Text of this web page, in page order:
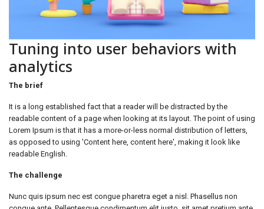
Tuning into user behaviors with
analytics
The brief
It is a long established fact that a reader will be distracted by the
readable content of a page when looking at its layout. The point of using
Lorem Ipsum is that it has a more-or-less normal distribution of letters,
as opposed to using 'Content here, content here', making it look like
readable English.
The challenge
Nunc quis ipsum nec est congue pharetra eget a nisl. Phasellus non